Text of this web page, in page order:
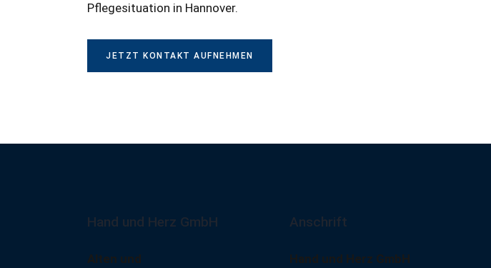
Pflegesituation in Hannover.
JETZT KONTAKT AUFNEHMEN
Hand und Herz GmbH
Alten und
Anschrift
Hand und Herz GmbH